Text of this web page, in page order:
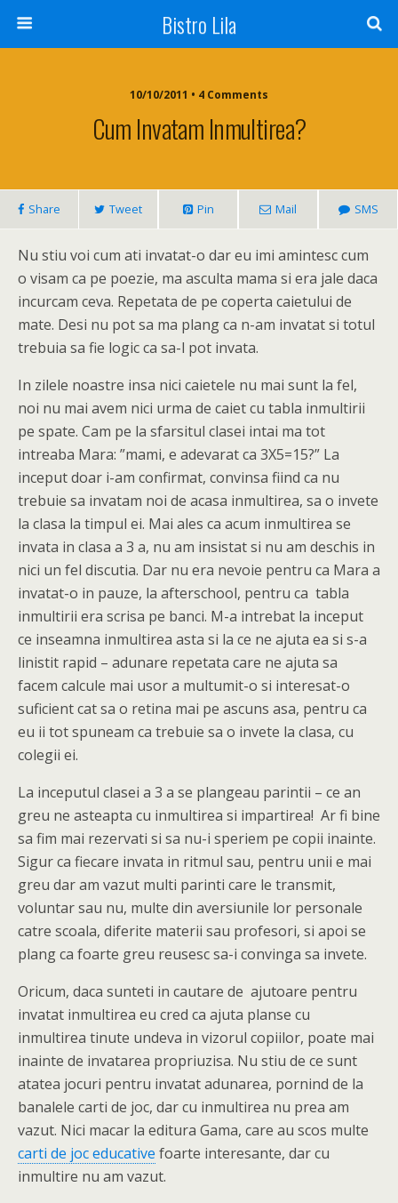
Bistro Lila
10/10/2011 • 4 Comments
Cum Invatam Inmultirea?
Share Tweet Pin Mail SMS
Nu stiu voi cum ati invatat-o dar eu imi amintesc cum
o visam ca pe poezie, ma asculta mama si era jale daca
incurcam ceva. Repetata de pe coperta caietului de
mate. Desi nu pot sa ma plang ca n-am invatat si totul
trebuia sa fie logic ca sa-l pot invata.
In zilele noastre insa nici caietele nu mai sunt la fel,
noi nu mai avem nici urma de caiet cu tabla inmultirii
pe spate. Cam pe la sfarsitul clasei intai ma tot
intreaba Mara: ”mami, e adevarat ca 3X5=15?” La
inceput doar i-am confirmat, convinsa fiind ca nu
trebuie sa invatam noi de acasa inmultirea, sa o invete
la clasa la timpul ei. Mai ales ca acum inmultirea se
invata in clasa a 3 a, nu am insistat si nu am deschis in
nici un fel discutia. Dar nu era nevoie pentru ca Mara a
invatat-o in pauze, la afterschool, pentru ca tabla
inmultirii era scrisa pe banci. M-a intrebat la inceput
ce inseamna inmultirea asta si la ce ne ajuta ea si s-a
linistit rapid – adunare repetata care ne ajuta sa
facem calcule mai usor a multumit-o si interesat-o
suficient cat sa o retina mai pe ascuns asa, pentru ca
eu ii tot spuneam ca trebuie sa o invete la clasa, cu
colegii ei.
La inceputul clasei a 3 a se plangeau parintii – ce an
greu ne asteapta cu inmultirea si impartirea! Ar fi bine
sa fim mai rezervati si sa nu-i speriem pe copii inainte.
Sigur ca fiecare invata in ritmul sau, pentru unii e mai
greu dar am vazut multi parinti care le transmit,
voluntar sau nu, multe din aversiunile lor personale
catre scoala, diferite materii sau profesori, si apoi se
plang ca foarte greu reusesc sa-i convinga sa invete.
Oricum, daca sunteti in cautare de ajutoare pentru
invatat inmultirea eu cred ca ajuta planse cu
inmultirea tinute undeva in vizorul copiilor, poate mai
inainte de invatarea propriuzisa. Nu stiu de ce sunt
atatea jocuri pentru invatat adunarea, pornind de la
banalele carti de joc, dar cu inmultirea nu prea am
vazut. Nici macar la editura Gama, care au scos multe
carti de joc educative foarte interesante, dar cu
inmultire nu am vazut.